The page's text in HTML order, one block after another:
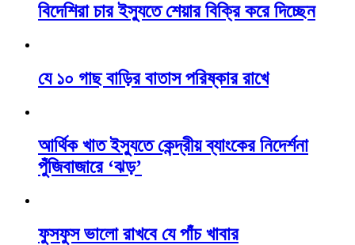
বিদেশিরা চার ইস্যুতে শেয়ার বিক্রি করে দিচ্ছেন
যে ১০ গাছ বাড়ির বাতাস পরিষ্কার রাখে
আর্থিক খাত ইস্যুতে কেন্দ্রীয় ব্যাংকের নিদের্শনা
পুঁজিবাজারে ‘ঝড়’
ফুসফুস ভালো রাখবে যে পাঁচ খাবার